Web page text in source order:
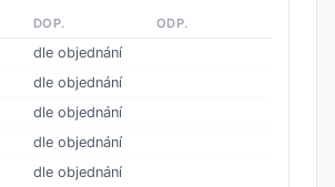
DOP. ODP.
dle objednání
dle objednání
dle objednání
dle objednání
dle objednání